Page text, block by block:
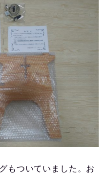
もついていました。お